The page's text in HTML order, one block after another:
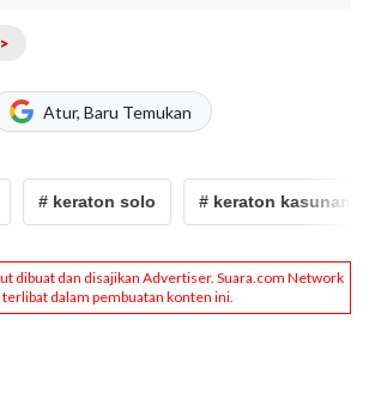
>
Atur, Baru Temukan
# keraton solo # keraton kasunanan